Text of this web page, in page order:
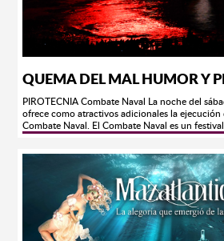
protección necesario. Inscríbete en el área de
nuestros paquetes, rutas y salidas.
QUEMA DEL MAL HUMOR Y
PIROTECNIA Combate Naval La noche del
ofrece como atractivos adicionales la ejecución
Combate Naval. El Combate Naval es un
de fuegos artificiales hacia el cielo, contra la
arenas de Olas Altas la agresión es respondida
de distintas variedades. Este impresionante
mucho de reminiscencias históricas locales. Se
más resonante de Mazatlán, la afortunada
1864, durante la guerra de intervención
embarcación gala intentó apoderarse de la